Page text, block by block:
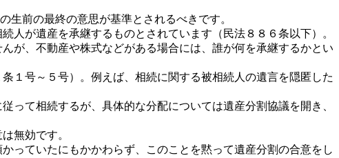
前の最終の意思が基準とされるべきです。
人が遺産を承継するものとされています（民法８８６条以下）。
が、不動産や株式などがある場合には、誰が何を承継するかとい
１号～５号）。例えば、相続に関する被相続人の遺言を隠匿した
て相続するが、具体的な分配については遺産分割協議を開き、
無効です。
っていたにもかかわらず、このことを黙って遺産分割の合意をし